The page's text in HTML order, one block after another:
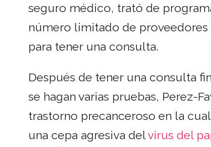
seguro médico, trató de
número limitado de
para tener una consulta.
Después de tener una consulta
se hagan varias pruebas, Perez-
trastorno precanceroso en la
una cepa agresiva delvirus del